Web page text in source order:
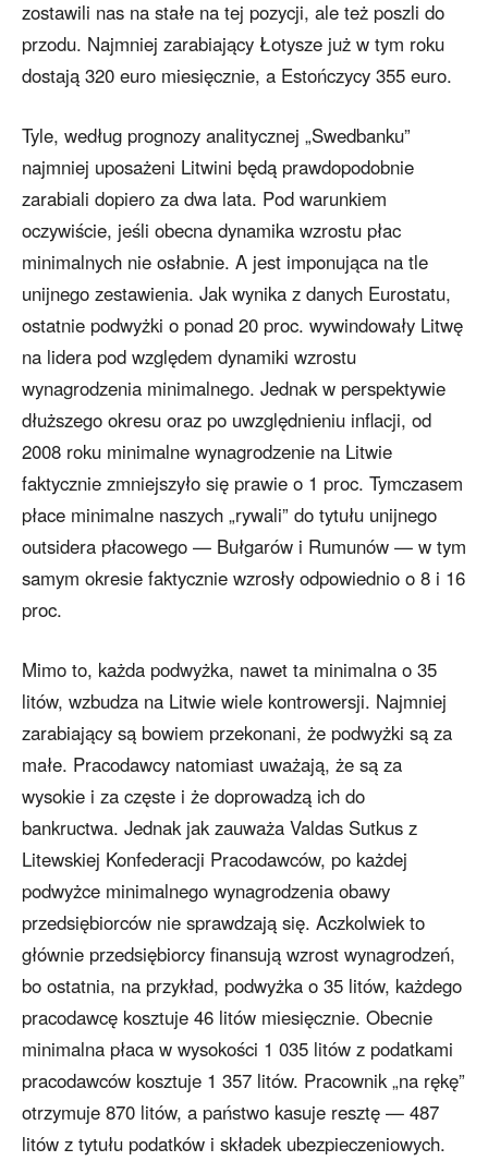
zostawili nas na stałe na tej pozycji, ale też poszli do
przodu. Najmniej zarabiający Łotysze już w tym roku
dostają 320 euro miesięcznie, a Estończycy 355 euro.
Tyle, według prognozy analitycznej „Swedbanku”
najmniej uposażeni Litwini będą prawdopodobnie
zarabiali dopiero za dwa lata. Pod warunkiem
oczywiście, jeśli obecna dynamika wzrostu płac
minimalnych nie osłabnie. A jest imponująca na tle
unijnego zestawienia. Jak wynika z danych Eurostatu,
ostatnie podwyżki o ponad 20 proc. wywindowały Litwę
na lidera pod względem dynamiki wzrostu
wynagrodzenia minimalnego. Jednak w perspektywie
dłuższego okresu oraz po uwzględnieniu inflacji, od
2008 roku minimalne wynagrodzenie na Litwie
faktycznie zmniejszyło się prawie o 1 proc. Tymczasem
płace minimalne naszych „rywali” do tytułu unijnego
outsidera płacowego — Bułgarów i Rumunów — w tym
samym okresie faktycznie wzrosły odpowiednio o 8 i 16
proc.
Mimo to, każda podwyżka, nawet ta minimalna o 35
litów, wzbudza na Litwie wiele kontrowersji. Najmniej
zarabiający są bowiem przekonani, że podwyżki są za
małe. Pracodawcy natomiast uważają, że są za
wysokie i za częste i że doprowadzą ich do
bankructwa. Jednak jak zauważa Valdas Sutkus z
Litewskiej Konfederacji Pracodawców, po każdej
podwyżce minimalnego wynagrodzenia obawy
przedsiębiorców nie sprawdzają się. Aczkolwiek to
głównie przedsiębiorcy finansują wzrost wynagrodzeń,
bo ostatnia, na przykład, podwyżka o 35 litów, każdego
pracodawcę kosztuje 46 litów miesięcznie. Obecnie
minimalna płaca w wysokości 1 035 litów z podatkami
pracodawców kosztuje 1 357 litów. Pracownik „na rękę”
otrzymuje 870 litów, a państwo kasuje resztę — 487
litów z tytułu podatków i składek ubezpieczeniowych.